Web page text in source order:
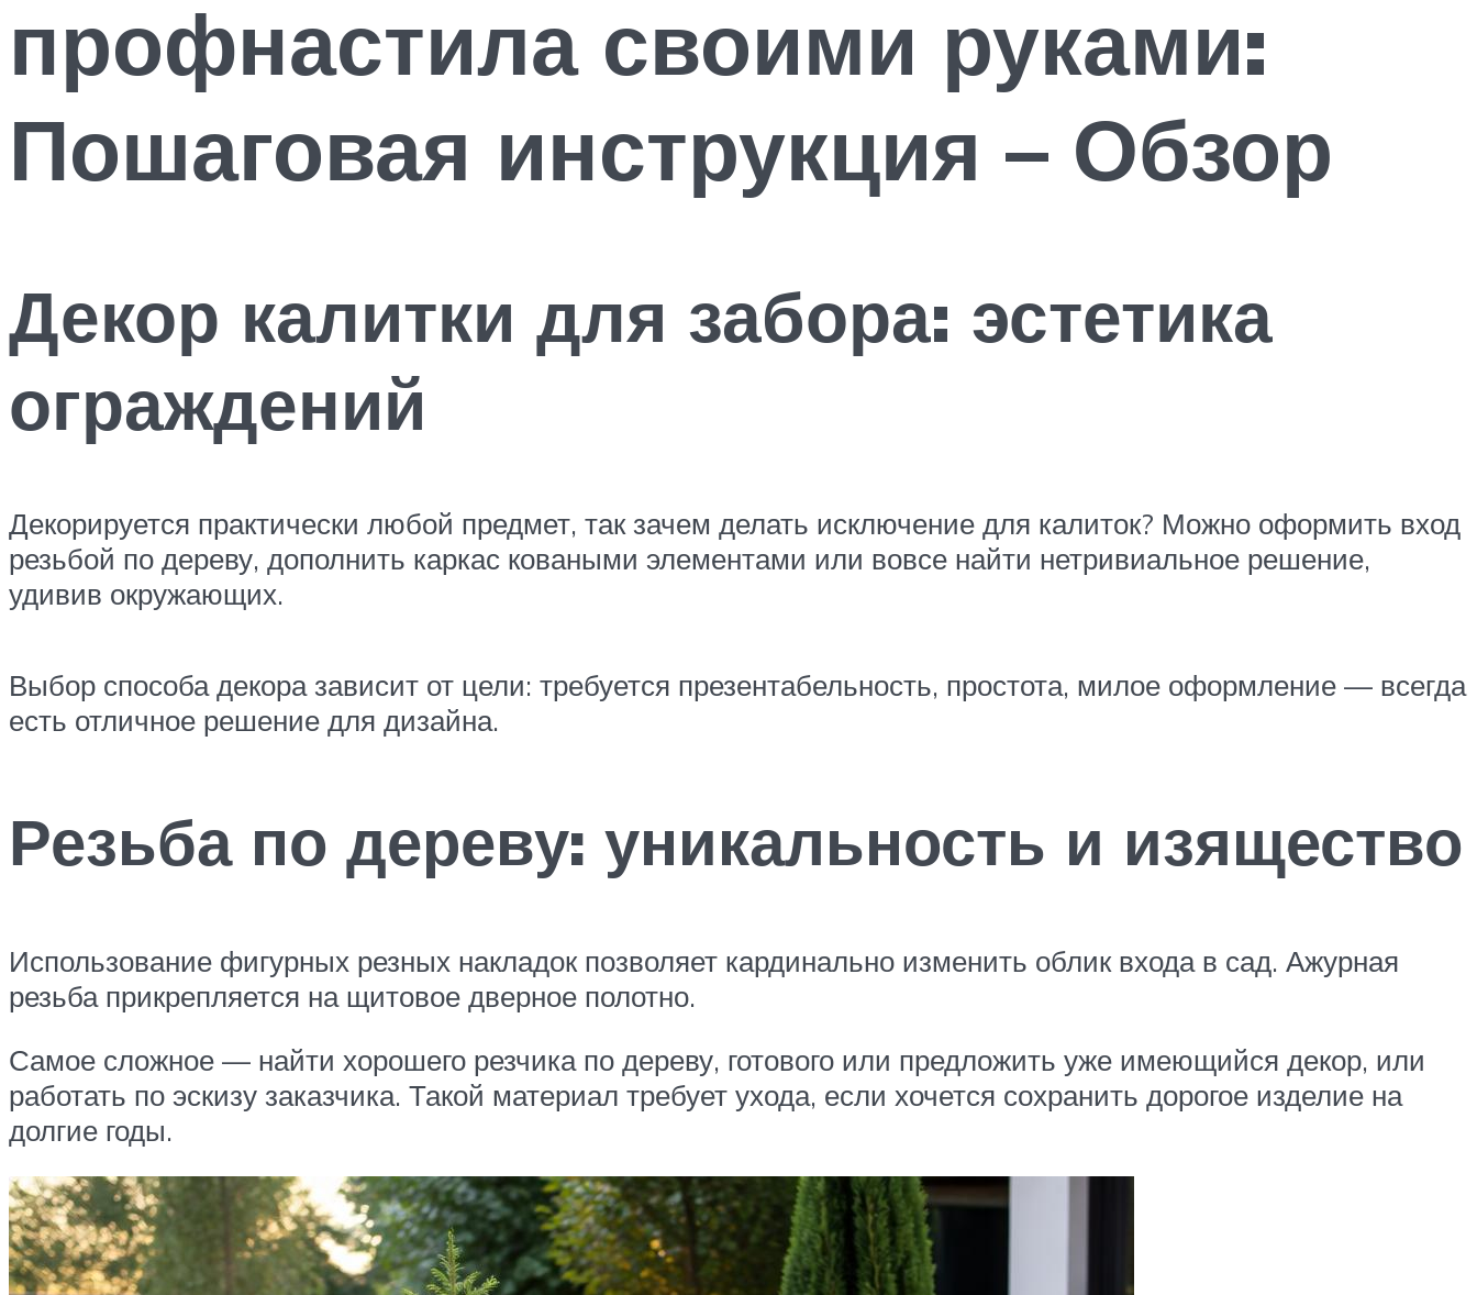
профнастила своими руками:
Пошаговая инструкция – Обзор
Декор калитки для забора: эстетика
ограждений
Декорируется практически любой предмет, так зачем делать исключение для калиток? Можно оформить вход
резьбой по дереву, дополнить каркас коваными элементами или вовсе найти нетривиальное решение,
удивив окружающих.
Выбор способа декора зависит от цели: требуется презентабельность, простота, милое оформление — всегда
есть отличное решение для дизайна.
Резьба по дереву: уникальность и изящество
Использование фигурных резных накладок позволяет кардинально изменить облик входа в сад. Ажурная
резьба прикрепляется на щитовое дверное полотно.
Самое сложное — найти хорошего резчика по дереву, готового или предложить уже имеющийся декор, или
работать по эскизу заказчика. Такой материал требует ухода, если хочется сохранить дорогое изделие на
долгие годы.